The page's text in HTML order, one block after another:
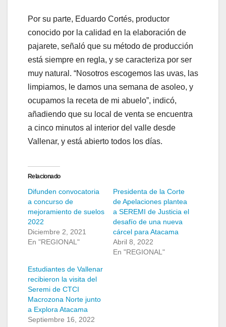
Por su parte, Eduardo Cortés, productor
conocido por la calidad en la elaboración de
pajarete, señaló que su método de producción
está siempre en regla, y se caracteriza por ser
muy natural. “Nosotros escogemos las uvas, las
limpiamos, le damos una semana de asoleo, y
ocupamos la receta de mi abuelo”, indicó,
añadiendo que su local de venta se encuentra
a cinco minutos al interior del valle desde
Vallenar, y está abierto todos los días.
Relacionado
Difunden convocatoria
a concurso de
mejoramiento de suelos
2022
Diciembre 2, 2021
En "REGIONAL"
Presidenta de la Corte
de Apelaciones plantea
a SEREMI de Justicia el
desafío de una nueva
cárcel para Atacama
Abril 8, 2022
En "REGIONAL"
Estudiantes de Vallenar
recibieron la visita del
Seremi de CTCI
Macrozona Norte junto
a Explora Atacama
Septiembre 16, 2022